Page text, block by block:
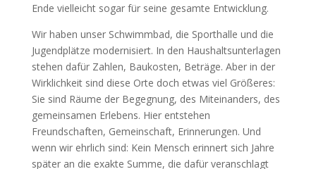
Ende vielleicht sogar für seine gesamte Entwicklung.
Wir haben unser Schwimmbad, die Sporthalle und die
Jugendplätze modernisiert. In den Haushaltsunterlagen
stehen dafür Zahlen, Baukosten, Beträge. Aber in der
Wirklichkeit sind diese Orte doch etwas viel Größeres:
Sie sind Räume der Begegnung, des Miteinanders, des
gemeinsamen Erlebens. Hier entstehen
Freundschaften, Gemeinschaft, Erinnerungen. Und
wenn wir ehrlich sind: Kein Mensch erinnert sich Jahre
später an die exakte Summe, die dafür veranschlagt